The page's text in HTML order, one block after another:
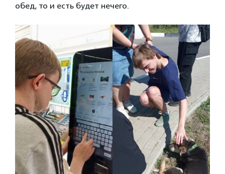
обед, то и есть будет нечего.